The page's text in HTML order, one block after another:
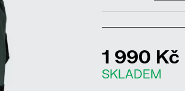
1 990 Kč
SKLADEM